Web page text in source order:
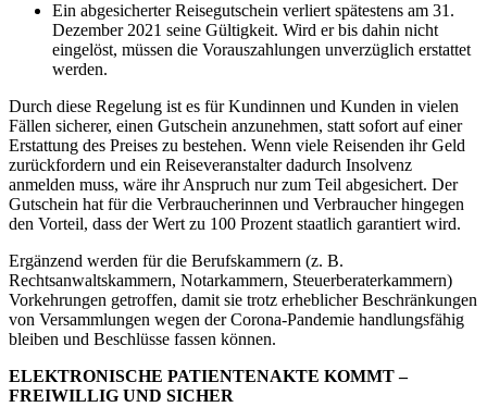
Ein abgesicherter Reisegutschein verliert spätestens am 31.
Dezember 2021 seine Gültigkeit. Wird er bis dahin nicht
eingelöst, müssen die Vorauszahlungen unverzüglich erstattet
werden.
Durch diese Regelung ist es für Kundinnen und Kunden in vielen
Fällen sicherer, einen Gutschein anzunehmen, statt sofort auf einer
Erstattung des Preises zu bestehen. Wenn viele Reisenden ihr Geld
zurückfordern und ein Reiseveranstalter dadurch Insolvenz
anmelden muss, wäre ihr Anspruch nur zum Teil abgesichert. Der
Gutschein hat für die Verbraucherinnen und Verbraucher hingegen
den Vorteil, dass der Wert zu 100 Prozent staatlich garantiert wird.
Ergänzend werden für die Berufskammern (z. B.
Rechtsanwaltskammern, Notarkammern, Steuerberaterkammern)
Vorkehrungen getroffen, damit sie trotz erheblicher Beschränkungen
von Versammlungen wegen der Corona-Pandemie handlungsfähig
bleiben und Beschlüsse fassen können.
ELEKTRONISCHE PATIENTENAKTE KOMMT –
FREIWILLIG UND SICHER